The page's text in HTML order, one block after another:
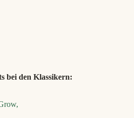
bei den Klassikern: